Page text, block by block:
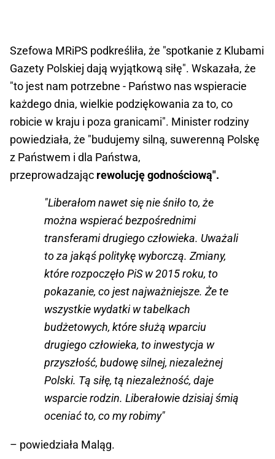
Szefowa MRiPS podkreśliła, że "spotkanie z Klubami
Gazety Polskiej dają wyjątkową siłę". Wskazała, że
"to jest nam potrzebne - Państwo nas wspieracie
każdego dnia, wielkie podziękowania za to, co
robicie w kraju i poza granicami". Minister rodziny
powiedziała, że "budujemy silną, suwerenną Polskę
z Państwem i dla Państwa,
przeprowadzając rewolucję godnościową".
"Liberałom nawet się nie śniło to, że
można wspierać bezpośrednimi
transferami drugiego człowieka. Uważali
to za jakąś politykę wyborczą. Zmiany,
które rozpoczęło PiS w 2015 roku, to
pokazanie, co jest najważniejsze. Że te
wszystkie wydatki w tabelkach
budżetowych, które służą wparciu
drugiego człowieka, to inwestycja w
przyszłość, budowę silnej, niezależnej
Polski. Tą siłę, tą niezależność, daje
wsparcie rodzin. Liberałowie dzisiaj śmią
oceniać to, co my robimy"
– powiedziała Maląg.